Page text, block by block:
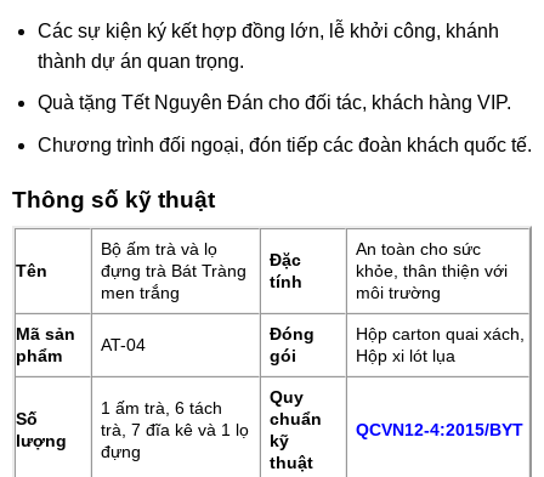
Các sự kiện ký kết hợp đồng lớn, lễ khởi công, khánh
thành dự án quan trọng.
Quà tặng Tết Nguyên Đán cho đối tác, khách hàng VIP.
Chương trình đối ngoại, đón tiếp các đoàn khách quốc tế.
Thông số kỹ thuật
Tên
Bộ ấm trà và lọ
đựng trà Bát Tràng
men trắng
Đặc
tính
An toàn cho sức
khỏe, thân thiện với
môi trường
Mã sản
phẩm
AT-04
Đóng
gói
Hộp carton quai xách,
Hộp xi lót lụa
Số
lượng
1 ấm trà, 6 tách
trà, 7 đĩa kê và 1 lọ
đựng
Quy
chuẩn
kỹ
thuật
QCVN12-4:2015/BYT